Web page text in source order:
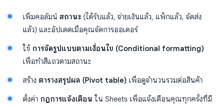
เพิ่มคอลัมน์ สถานะ (ได้รับแล้ว, จ่ายเงินแล้ว, แพ็กแล้ว, จัดส่ง
แล้ว) และอัปเดตเมื่อคุณจัดการออเดอร์
ใช้ การจัดรูปแบบตามเงื่อนไข (Conditional formatting)
เพื่อทำสีแถวตามสถานะ
สร้าง ตารางสรุปผล (Pivot table) เพื่อดูจำนวนรวมต่อสินค้า
ตั้งค่า กฎการแจ้งเตือน ใน Sheets เพื่อแจ้งเตือนคุณทุกครั้งที่มี